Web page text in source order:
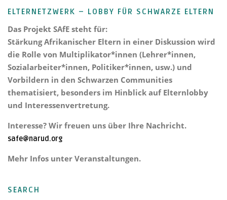
ELTERNETZWERK – LOBBY FÜR SCHWARZE ELTERN
Das Projekt SAfE steht für:
Stärkung Afrikanischer Eltern in einer Diskussion wird
die Rolle von Multiplikator*innen (Lehrer*innen,
Sozialarbeiter*innen, Politiker*innen, usw.) und
Vorbildern in den Schwarzen Communities
thematisiert, besonders im Hinblick auf Elternlobby
und Interessenvertretung.
Interesse? Wir freuen uns über Ihre Nachricht.
safe@narud.org
Mehr Infos unter Veranstaltungen.
SEARCH